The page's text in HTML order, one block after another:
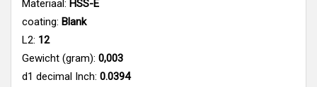
Materiaal: HSS-E
coating: Blank
L2: 12
Gewicht (gram): 0,003
d1 decimal Inch: 0.0394